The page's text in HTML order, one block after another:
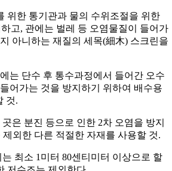
위한 통기관과 물의 수위조절을 위한
고, 관에는 벌레 등 오염물질이 들어가
아니하는 재질의 세목(細木) 스크린을
는 단수 후 통수과정에서 들어간 오수
어가는 것을 방지하기 위하여 배수용
것.
은 분진 등으로 인한 2차 오염을 방지
제외한 다른 적절한 자재를 사용할 것.
최소 1미터 80센티미터 이상으로 할